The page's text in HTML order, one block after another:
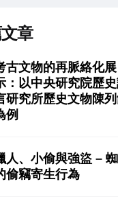
章
古文物的再脈絡化展
：以中央研究院歷
研究所歷史文物陳
例
人、小偷與強盜 –
偷竊寄生行為